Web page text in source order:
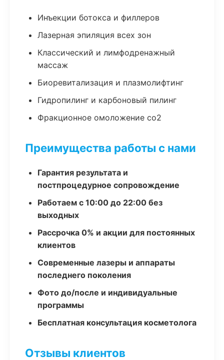
Инъекции ботокса и филлеров
Лазерная эпиляция всех зон
Классический и лимфодренажный
массаж
Биоревитализация и плазмолифтинг
Гидропилинг и карбоновый пилинг
Фракционное омоложение co2
Преимущества работы с нами
Гарантия результата и
постпроцедурное сопровождение
Работаем с 10:00 до 22:00 без
выходных
Рассрочка 0% и акции для постоянных
клиентов
Современные лазеры и аппараты
последнего поколения
Фото до/после и индивидуальные
программы
Бесплатная консультация косметолога
Отзывы клиентов